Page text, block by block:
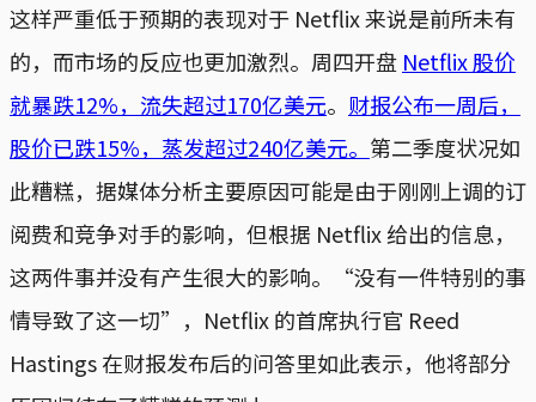
这样严重低于预期的表现对于 Netflix 来说是前所未有
的，而市场的反应也更加激烈。周四开盘 Netflix 股价
就暴跌12%，流失超过170亿美元。 财报公布一周后，
股价已跌15%，蒸发超过240亿美元。 第二季度状况如
此糟糕，据媒体分析主要原因可能是由于刚刚上调的订
阅费和竞争对手的影响，但根据 Netflix 给出的信息，
这两件事并没有产生很大的影响。“没有一件特别的事
情导致了这一切”，Netflix 的首席执行官 Reed
Hastings 在财报发布后的问答里如此表示，他将部分